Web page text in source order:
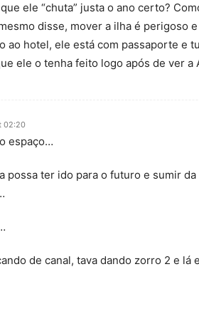
ele “chuta” justa o ano certo?
disse, mover a ilha é perigoso
ao hotel, ele está com passaporte e
ele o tenha feito logo após de ver a
02:20
espaço…
possa ter ido para o futuro e sumir
de canal, tava dando zorro 2 e lá